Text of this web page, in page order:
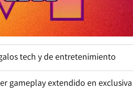
tech y de entretenimiento
gameplay extendido en exclusiva